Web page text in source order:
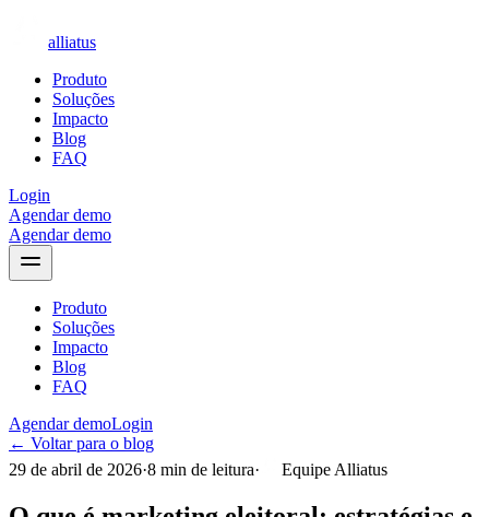
alliatus
Produto
Soluções
Impacto
Blog
FAQ
Login
Agendar demo
Agendar demo
Produto
Soluções
Impacto
Blog
FAQ
Agendar demoLogin
← Voltar para o blog
29 de abril de 2026·8 min de leitura· Equipe Alliatus